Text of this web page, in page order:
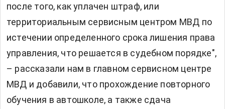
после того, как уплачен штраф, или
территориальным сервисным центром МВД по
истечении определенного срока лишения права
управления, что решается в судебном порядке",
– рассказали нам в главном сервисном центре
МВД и добавили, что прохождение повторного
обучения в автошколе, а также сдача